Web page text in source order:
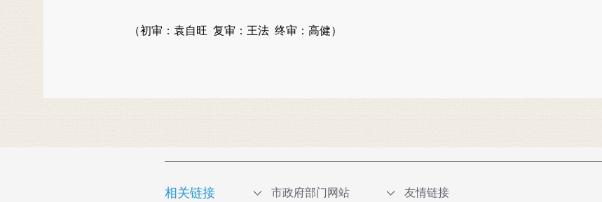
（初审：袁自旺 复审：王法 终审：高健）
相关链接 市政府部门网站 友情链接